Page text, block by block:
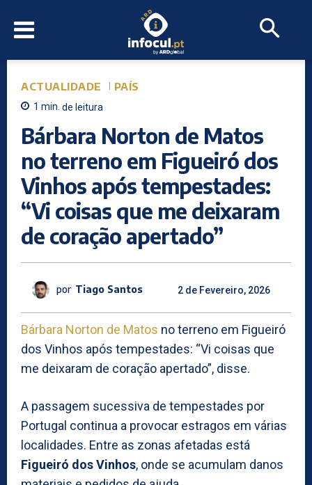
ACTUALIDADE PAÍS
1 min. de leitura
Bárbara Norton de Matos
no terreno em Figueiró dos
Vinhos após tempestades:
“Vi coisas que me deixaram
de coração apertado”
por Tiago Santos 2 de Fevereiro, 2026
Bárbara Norton de Matos no terreno em Figueiró
dos Vinhos após tempestades: “Vi coisas que
me deixaram de coração apertado”, disse.
A passagem sucessiva de tempestades por
Portugal continua a provocar estragos em várias
localidades. Entre as zonas afetadas está
Figueiró dos Vinhos, onde se acumulam danos